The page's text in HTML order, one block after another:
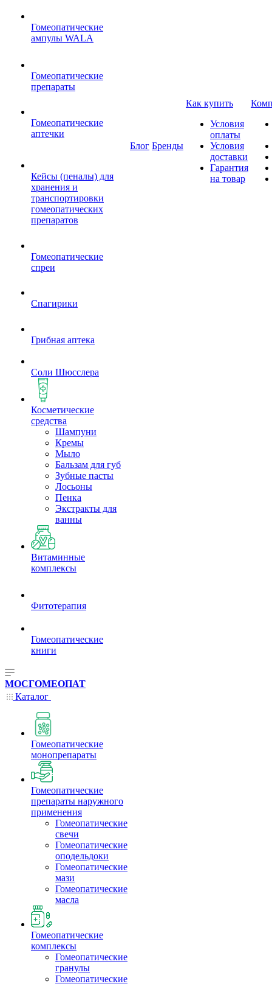
Гомеопатические
ампулы WALA
Гомеопатические
препараты
Гомеопатические
аптечки
Кейсы (пеналы) для
хранения и
транспортировки
гомеопатических
препаратов
Гомеопатические
спреи
Спагирики
Грибная аптека
Соли Шюсслера
Косметические
средства
Шампуни
Кремы
Мыло
Бальзам для губ
Зубные пасты
Лосьоны
Пенка
Экстракты для
ванны
Витаминные
комплексы
Фитотерапия
Гомеопатические
книги
Блог Бренды
Как купить
Условия
оплаты
Условия
доставки
Гарантия
на товар
МОСГОМЕОПАТ
Каталог
Гомеопатические
монопрепараты
Гомеопатические
препараты наружного
применения
Гомеопатические
свечи
Гомеопатические
оподельдоки
Гомеопатические
мази
Гомеопатические
масла
Гомеопатические
комплексы
Гомеопатические
гранулы
Гомеопатические